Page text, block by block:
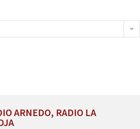
ARNEDO, RADIO LA